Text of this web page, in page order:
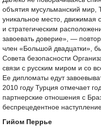
объятия мусульманский мир,
уникальное место, движимая
и стратегическим
завоевать доверие», —
член «Большой двадцатки»,
Совета безопасности
связи с русским миром и со
Ее дипломаты едут
2010 году Турция отмечает
партнерские отношения с
беспрецедентное
Гийом Перрье